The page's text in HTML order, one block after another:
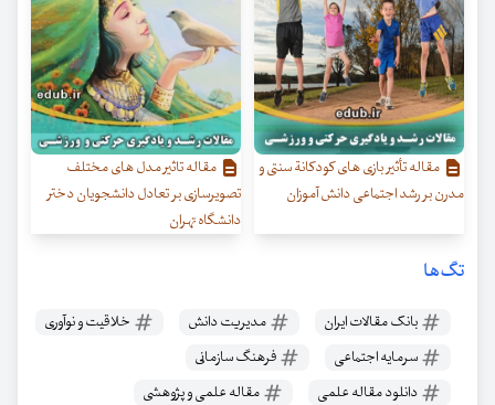
مقاله تأثیر بازی های کودکانة سنتی و
مدرن بر رشد اجتماعی دانش آموزان
مقاله تاثیر مدل های مختلف
تصویرسازی بر تعادل دانشجویان دختر
دانشگاه تهران
تگ‌ها
بانک مقالات ایران مدیریت دانش
خلاقیت و نوآوری
سرمایه اجتماعی
فرهنگ سازمانی
دانلود مقاله علمی
مقاله علمی و پژوهشی